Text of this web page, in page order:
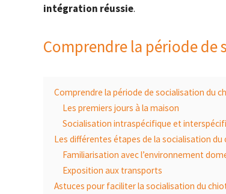
intégration réussie.
Comprendre la période
Comprendre la période de socialisation du
Les premiers jours à la maison
Socialisation intraspécifique et
Les différentes étapes de la socialisation du
Familiarisation avec l’environnement
Exposition aux transports
Astuces pour faciliter la socialisation du